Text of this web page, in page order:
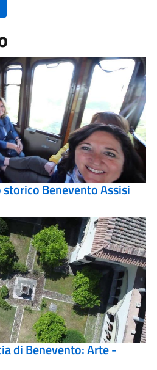
Benevento Assisi
di Benevento: Arte -